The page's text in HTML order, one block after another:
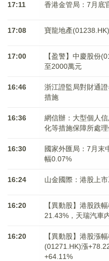
17:11 香港金管局：7月底
17:08 寶龍地產
17:00
【盈警】中慶股份
至2000萬元
16:46
浙江證監局對財通
措施
16:36
網信辦：大型個人
化等措施保障所處
16:30
國家外匯局：7月末
幅0.07%
16:24 山金國際：港股上
16:20
【異動股】港股跌
21.43%，天瑞汽車
16:20
【異動股】港股漲
(01271.HK)漲
+64.11%